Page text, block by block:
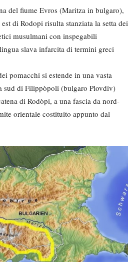
del fiume Evros (Maritza in bulgaro),
di Rodopi risulta stanziata la setta dei
musulmani con inspegabili
slava infarcita di termini greci
pomacchi si estende in una vasta
sud di Filippòpoli (bulgaro Plovdiv)
di Rodòpi, a una fascia da nord-
orientale costituito appunto dal